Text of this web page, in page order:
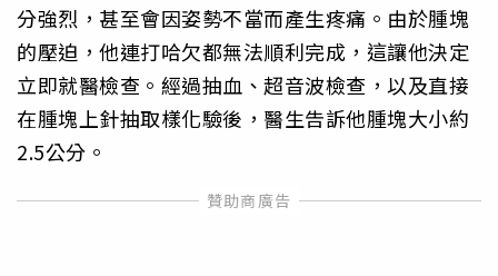
分強烈，甚至會因姿勢不當而產生疼痛。由於腫塊
的壓迫，他連打哈欠都無法順利完成，這讓他決定
立即就醫檢查。經過抽血、超音波檢查，以及直接
在腫塊上針抽取樣化驗後，醫生告訴他腫塊大小約
2.5公分。